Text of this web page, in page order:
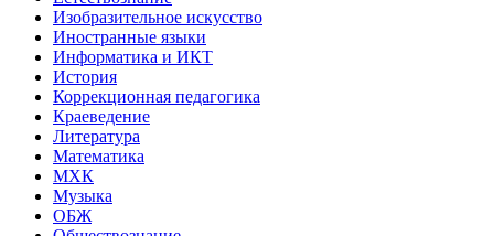
Изобразительное искусство
Иностранные языки
Информатика и ИКТ
История
Коррекционная педагогика
Краеведение
Литература
Математика
МХК
Музыка
ОБЖ